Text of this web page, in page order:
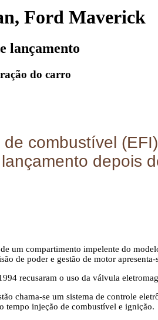
Ford Maverick
lançamento
do carro
combustível
depois
um compartimento impelente do
de poder e gestão de motor apresenta-
recusaram o uso da válvula
chama-se um sistema de controle
tempo injeção de combustível e ignição.